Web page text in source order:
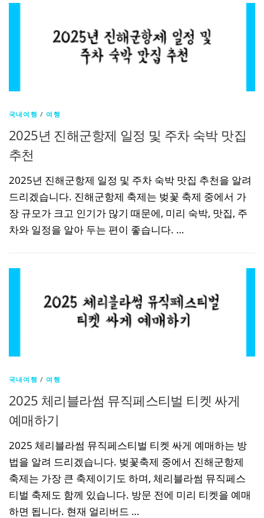
국내여행 / 여행
2025년 진해군항제 일정 및 주차 숙박 맛집
추천
2025년 진해군항제 일정 및 주차 숙박 맛집 추천을 알려
드리겠습니다. 진해군항제 축제는 벚꽃 축제 중에서 가
장 규모가 크고 인기가 많기 때문에, 미리 숙박, 맛집, 주
차와 일정을 알아 두는 편이 좋습니다. …
국내여행 / 여행
2025 체리블라썸 뮤직페스티벌 티켓 싸게
예매하기
2025 체리블라썸 뮤직페스티벌 티켓 싸게 예매하는 방
법을 알려 드리겠습니다. 벚꽃축제 중에서 진해군항제
축제는 가장 큰 축제이기도 하며, 체리블라썸 뮤직페스
티벌 축제도 함께 있습니다. 방문 전에 미리 티켓을 예매
하면 됩니다. 현재 얼리버드 …